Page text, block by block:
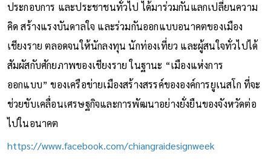
ประกอบการ และประชาชนทั่วไป ได้มาร่วมกันแลกเปลี่ยนความ
คิด สร้างแรงบันดาลใจ และร่วมกันออกแบบอนาคตของเมือง
เชียงราย ตลอดจนให้นักลงทุน นักท่องเที่ยว และผู้สนใจทั่วไปได้
สัมผัสกับศักยภาพของเชียงราย ในฐานะ “เมืองแห่งการ
ออกแบบ” ของเครือข่ายเมืองสร้างสรรค์ขององค์การยูเนสโก ที่จะ
ช่วยขับเคลื่อนเศรษฐกิจและการพัฒนาอย่างยั่งยืนของจังหวัดต่อ
ไปในอนาคต
https://www.facebook.com/chiangraidesignweek